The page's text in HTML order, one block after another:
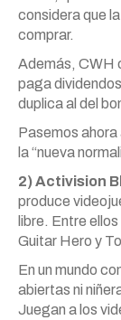
considera que
comprar.
Además, CWH
paga
duplica al del
Pasemos
la “nueva
2) Activision
produce
libre. Entre
Guitar Hero y
En un mundo
abiertas ni
Juegan a los